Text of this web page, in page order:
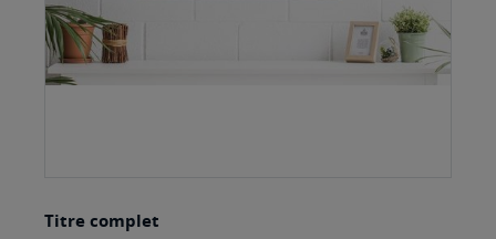
to
Titre complet